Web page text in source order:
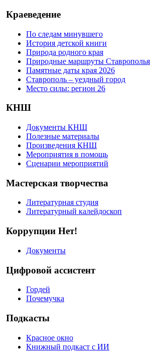
Краеведение
По следам минувшего
История детской книги
Природа родного края
Природные маршруты Ставрополья
Памятные даты края 2026
Ставрополь – уездный город
Место силы: регион 26
КНШ
Документы КНШ
Полезные материалы
Произведения КНШ
Мероприятия в помощь
Сценарии мероприятий
Мастерская творчества
Литературная студия
Литературный калейдоскоп
Коррупции Нет!
Документы
Цифровой ассистент
Гордей
Почемучка
Подкасты
Красное окно
Книжный подкаст с ИИ